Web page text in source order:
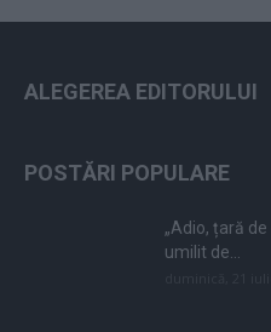
ALEGEREA EDITORULUI
POSTĂRI POPULARE
„Adio, țară
umilit de...